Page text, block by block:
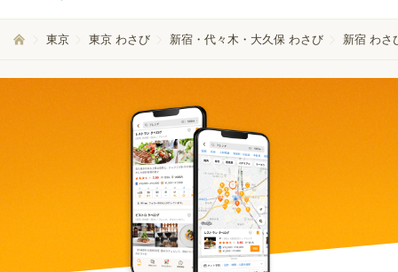
東京 東京 わさび 新宿・代々木・大久保 わさび 新宿 わさ